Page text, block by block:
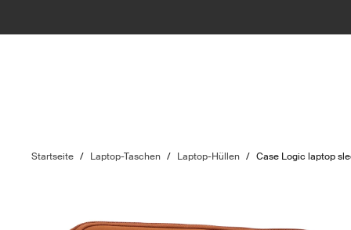
Startseite / Laptop-Taschen / Laptop-Hüllen / Case Logic laptop